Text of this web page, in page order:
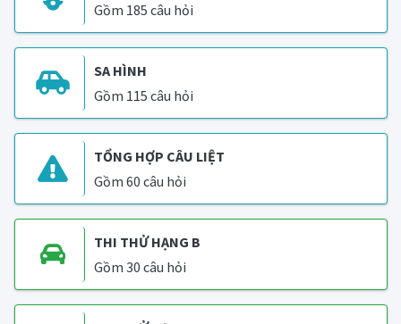
Gồm 185 câu hỏi
SA HÌNH
Gồm 115 câu hỏi
TỔNG HỢP CÂU LIỆT
Gồm 60 câu hỏi
THI THỬ HẠNG B
Gồm 30 câu hỏi